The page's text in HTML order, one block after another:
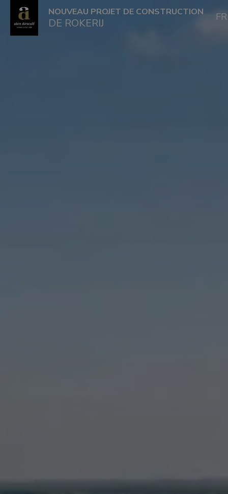
NOUVEAU PROJET DE CONSTRUCTION
DE ROKERIJ